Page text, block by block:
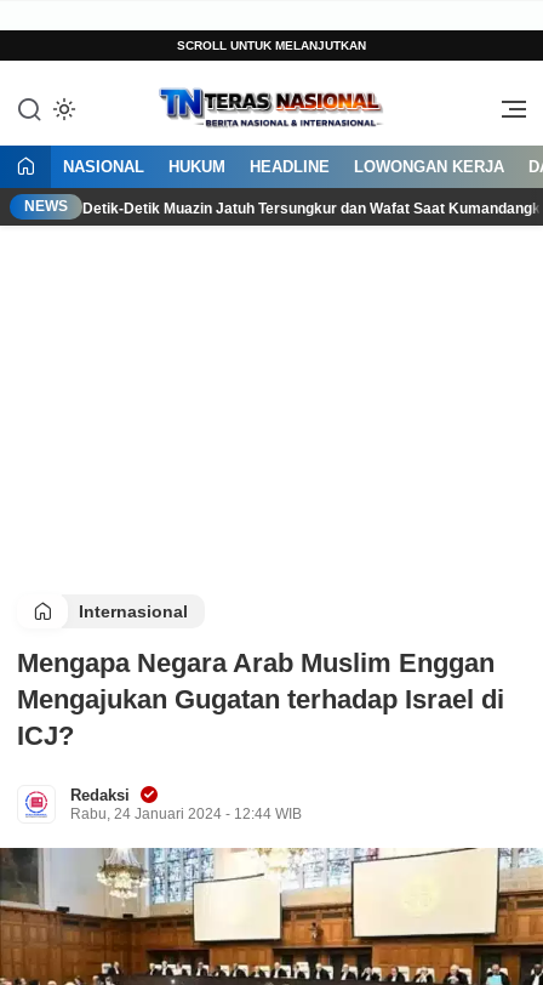
SCROLL UNTUK MELANJUTKAN
Teras Nasional
Berita Terkini Indonesia Hari Ini
NASIONAL HUKUM HEADLINE LOWONGAN KERJA
NEWS Detik-Detik Muazin Jatuh Tersungkur dan Wafat Saat
Internasional
Mengapa Negara Arab Muslim Enggan
Mengajukan Gugatan terhadap Israel di
ICJ?
Redaksi
Rabu, 24 Januari 2024 - 12:44 WIB